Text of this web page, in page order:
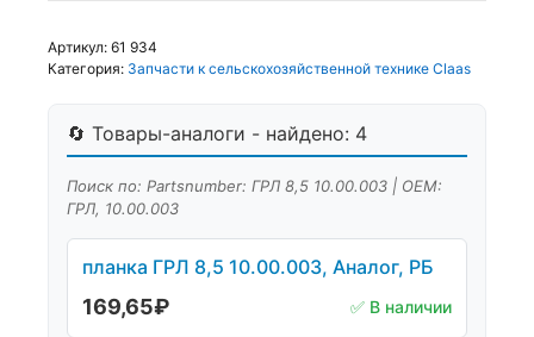
Артикул: 61 934
Категория: Запчасти к сельскохозяйственной технике Claas
🔄 Товары-аналоги - найдено: 4
Поиск по: Partsnumber: ГРЛ 8,5 10.00.003 | OEM:
ГРЛ, 10.00.003
планка ГРЛ 8,5 10.00.003, Аналог, РБ
169,65₽ ✅ В наличии